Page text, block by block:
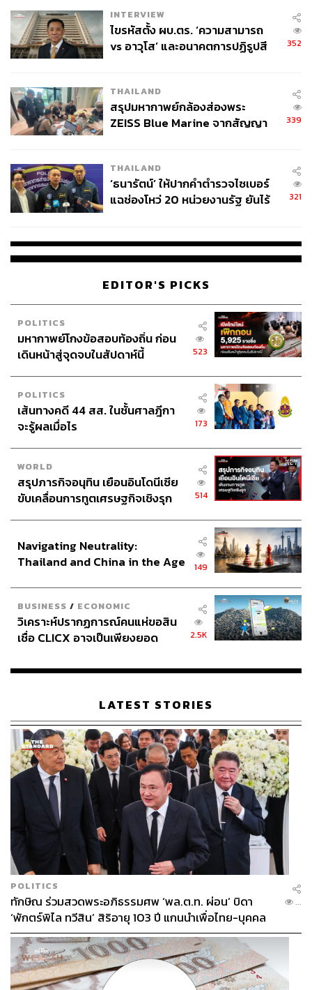
INTERVIEW
ไขรหัสตั้ง ผบ.ตร. ‘ความสามารถ
vs อาวุโส’ และอนาคตการปฏิรูปสี
352
THAILAND
สรุปมหากาพย์กล้องส่องพระ
ZEISS Blue Marine จากสัญญา
จ่ายหนี้-แอบระบุแบรนด์
339
THAILAND
‘ธนารัตน์’ ให้ปากคำตำรวจไซเบอร์
แฉช่องโหว่ 20 หน่วยงานรัฐ ยันไร้
321
EDITOR'S PICKS
POLITICS
มหากาพย์โกงข้อสอบท้องถิ่น ก่อน
เดินหน้าสู่จุดจบในสัปดาห์นี้
523
POLITICS
เส้นทางคดี 44 สส. ในชั้นศาลฎีกา
จะรู้ผลเมื่อไร
173
WORLD
สรุปภารกิจอนุทิน เยือนอินโดนีเซีย
ขับเคลื่อนการทูตเศรษฐกิจเชิงรุก
514
Navigating Neutrality:
Thailand and China in the Age
149
BUSINESS / ECONOMIC
วิเคราะห์ปรากฏการณ์คนแห่ขอสิน
เชื่อ CLICX อาจเป็นเพียงยอด
เรือนไทยที่ถูกซุกไว้
2.5K
LATEST STORIES
POLITICS
ทักษิณ ร่วมสวดพระอภิธรรมศพ ‘พล.ต.ท. ผ่อน’ บิดา
‘พักตร์พิไล ทวีสิน’ สิริอายุ 103 ปี แกนนำเพื่อไทย-บุคคล
หลากวงการร่วมอาลัย
...